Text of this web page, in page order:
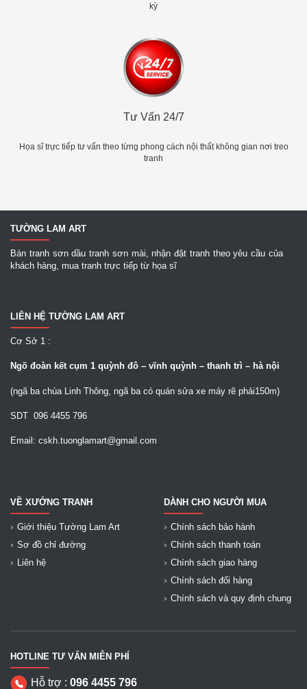
kỳ
Tư Vấn 24/7
Họa sĩ trực tiếp tư vấn theo từng phong cách nội thất không gian nơi treo
tranh
TƯỜNG LAM ART
Bán tranh sơn dầu tranh sơn mài, nhận đặt tranh theo yêu cầu của
khách hàng, mua tranh trực tiếp từ họa sĩ
LIÊN HỆ TƯỜNG LAM ART
Cơ Sở 1 :
Ngõ đoàn kết cụm 1 quỳnh đô – vĩnh quỳnh – thanh trì – hà nội
(ngã ba chùa Linh Thông, ngã ba có quán sửa xe máy rẽ phải150m)
SDT 096 4455 796
Email: cskh.tuonglamart@gmail.com
VỀ XƯỞNG TRANH
Giới thiệu Tường Lam Art
Sơ đồ chỉ đường
Liên hệ
DÀNH CHO NGƯỜI MUA
Chính sách bảo hành
Chính sách thanh toán
Chính sách giao hàng
Chính sách đổi hàng
Chính sách và quy định chung
HOTLINE TƯ VẤN MIỄN PHÍ
Hỗ trợ : 096 4455 796